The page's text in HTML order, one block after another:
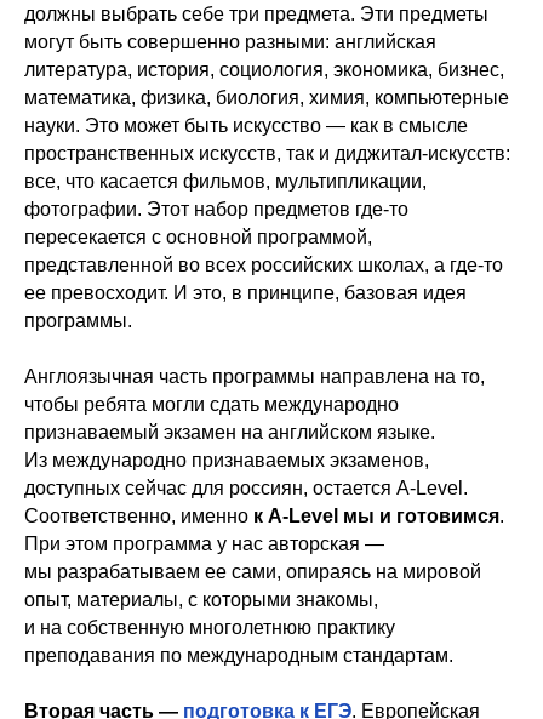
должны выбрать себе три предмета. Эти предметы
могут быть совершенно разными: английская
литература, история, социология, экономика, бизнес,
математика, физика, биология, химия, компьютерные
науки. Это может быть искусство — как в смысле
пространственных искусств, так и диджитал-искусств:
все, что касается фильмов, мультипликации,
фотографии. Этот набор предметов где-то
пересекается с основной программой,
представленной во всех российских школах, а где-то
ее превосходит. И это, в принципе, базовая идея
программы.
Англоязычная часть программы направлена на то,
чтобы ребята могли сдать международно
признаваемый экзамен на английском языке.
Из международно признаваемых экзаменов,
доступных сейчас для россиян, остается A-Level.
Соответственно, именно к A-Level мы и готовимся.
При этом программа у нас авторская —
мы разрабатываем ее сами, опираясь на мировой
опыт, материалы, с которыми знакомы,
и на собственную многолетнюю практику
преподавания по международным стандартам.
Вторая часть — подготовка к ЕГЭ. Европейская